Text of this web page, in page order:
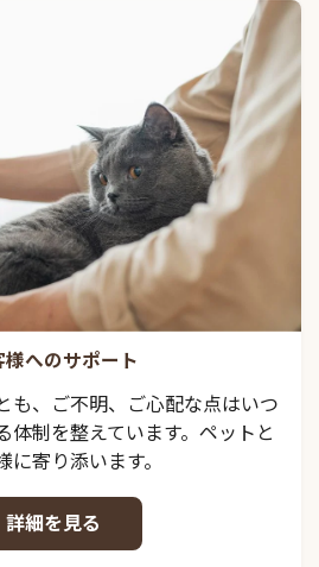
様へのサポート
も、ご不明、ご心配な点はいつ
体制を整えています。ペットと
寄り添います。
詳細を見る